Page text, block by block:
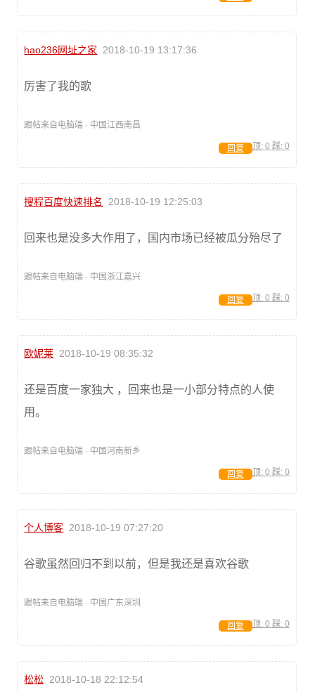
hao236网址之家 2018-10-19 13:17:36
厉害了我的歌
跟帖来自电脑端 · 中国江西南昌
顶: 0 踩: 0
回复
搜程百度快速排名 2018-10-19 12:25:03
回来也是没多大作用了，国内市场已经被瓜分殆尽了
跟帖来自电脑端 · 中国浙江嘉兴
顶: 0 踩: 0
回复
欧妮莱 2018-10-19 08:35:32
还是百度一家独大 ，回来也是一小部分特点的人使
用。
跟帖来自电脑端 · 中国河南新乡
顶: 0 踩: 0
回复
个人博客 2018-10-19 07:27:20
谷歌虽然回归不到以前，但是我还是喜欢谷歌
跟帖来自电脑端 · 中国广东深圳
顶: 0 踩: 0
回复
松松 2018-10-18 22:12:54